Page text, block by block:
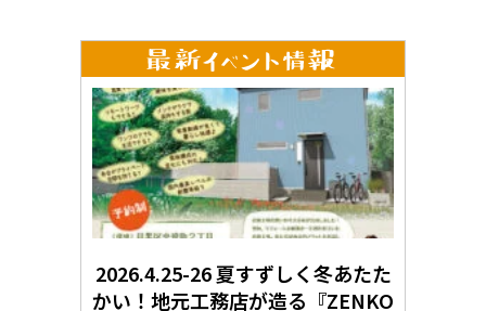
2026.4.25-26 夏すずしく冬あたた
かい！地元工務店が造る『ZENKO